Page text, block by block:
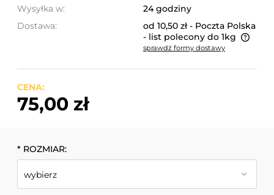
Wysyłka w:
24 godziny
Dostawa:
od 10,50 zł - Poczta Polska
- list polecony do 1kg
Cena nie zawiera ewentualnych kosztów płatności
sprawdź formy dostawy
CENA:
75,00 zł
* ROZMIAR: